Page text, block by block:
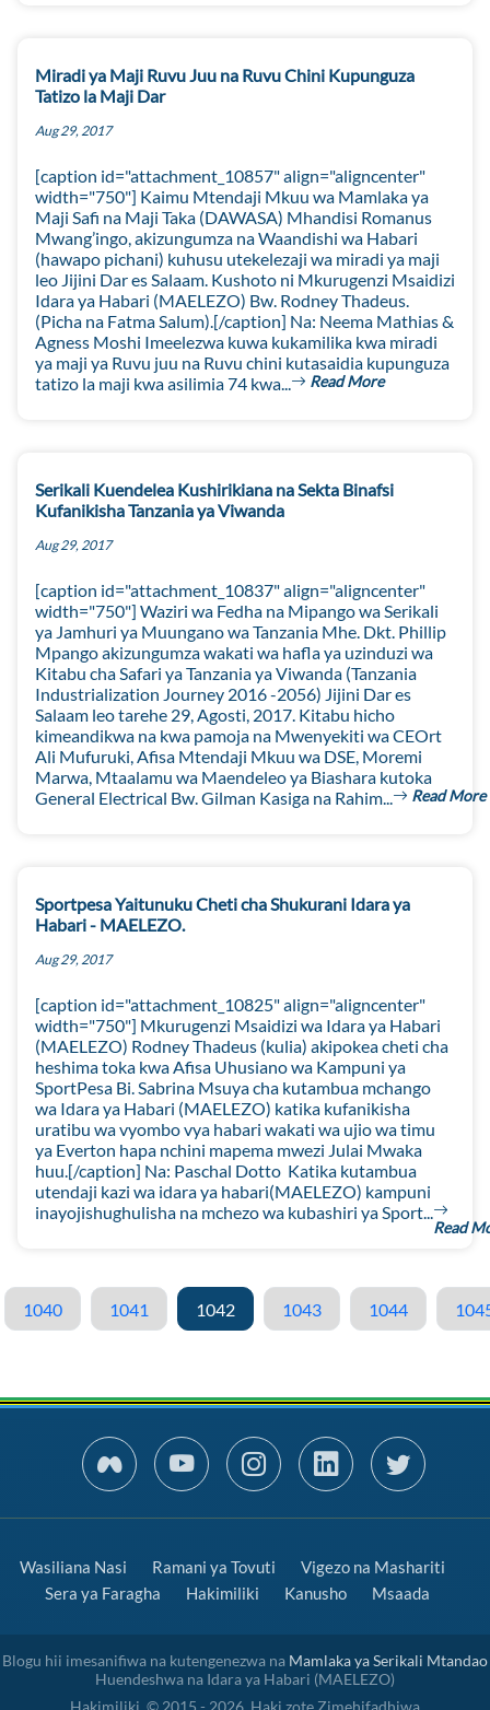
Miradi ya Maji Ruvu Juu na Ruvu Chini Kupunguza
Tatizo la Maji Dar
Aug 29, 2017
[caption id="attachment_10857" align="aligncenter"
width="750"] Kaimu Mtendaji Mkuu wa Mamlaka ya
Maji Safi na Maji Taka (DAWASA) Mhandisi Romanus
Mwang’ingo, akizungumza na Waandishi wa Habari
(hawapo pichani) kuhusu utekelezaji wa miradi ya maji
leo Jijini Dar es Salaam. Kushoto ni Mkurugenzi Msaidizi
Idara ya Habari (MAELEZO) Bw. Rodney Thadeus.
(Picha na Fatma Salum).[/caption] Na: Neema Mathias &
Agness Moshi Imeelezwa kuwa kukamilika kwa miradi
ya maji ya Ruvu juu na Ruvu chini kutasaidia kupunguza
tatizo la maji kwa asilimia 74 kwa...
Read More
Serikali Kuendelea Kushirikiana na Sekta Binafsi
Kufanikisha Tanzania ya Viwanda
Aug 29, 2017
[caption id="attachment_10837" align="aligncenter"
width="750"] Waziri wa Fedha na Mipango wa Serikali
ya Jamhuri ya Muungano wa Tanzania Mhe. Dkt. Phillip
Mpango akizungumza wakati wa hafla ya uzinduzi wa
Kitabu cha Safari ya Tanzania ya Viwanda (Tanzania
Industrialization Journey 2016 -2056) Jijini Dar es
Salaam leo tarehe 29, Agosti, 2017. Kitabu hicho
kimeandikwa na kwa pamoja na Mwenyekiti wa CEOrt
Ali Mufuruki, Afisa Mtendaji Mkuu wa DSE, Moremi
Marwa, Mtaalamu wa Maendeleo ya Biashara kutoka
General Electrical Bw. Gilman Kasiga na Rahim...
Read More
Sportpesa Yaitunuku Cheti cha Shukurani Idara ya
Habari - MAELEZO.
Aug 29, 2017
[caption id="attachment_10825" align="aligncenter"
width="750"] Mkurugenzi Msaidizi wa Idara ya Habari
(MAELEZO) Rodney Thadeus (kulia) akipokea cheti cha
heshima toka kwa Afisa Uhusiano wa Kampuni ya
SportPesa Bi. Sabrina Msuya cha kutambua mchango
wa Idara ya Habari (MAELEZO) katika kufanikisha
uratibu wa vyombo vya habari wakati wa ujio wa timu
ya Everton hapa nchini mapema mwezi Julai Mwaka
huu.[/caption] Na: Paschal Dotto Katika kutambua
utendaji kazi wa idara ya habari(MAELEZO) kampuni
inayojishughulisha na mchezo wa kubashiri ya Sport...
Read
1040 1041 1042 1043 1044
Wasiliana Nasi Ramani ya Tovuti
Vigezo na Mashariti
Sera ya Faragha
Hakimiliki Kanusho Msaada
Blogu hii imesanifiwa na kutengenezwa na Mamlaka ya Serikali Mtandao
Huendeshwa na Idara ya Habari (MAELEZO)